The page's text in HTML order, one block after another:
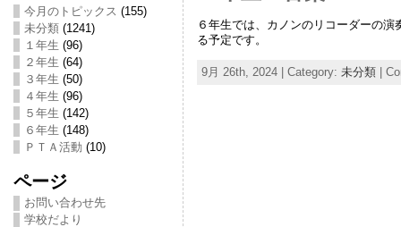
今月のトピックス (155)
未分類(1241)
１年生 (96)
２年生 (64)
３年生 (50)
４年生 (96)
５年生 (142)
６年生 (148)
ＰＴＡ活動 (10)
ページ
お問い合わせ先
学校だより
６年生では、カノンのリコーダーの
る予定です。
9月 26th, 2024 | Category: 未分類|